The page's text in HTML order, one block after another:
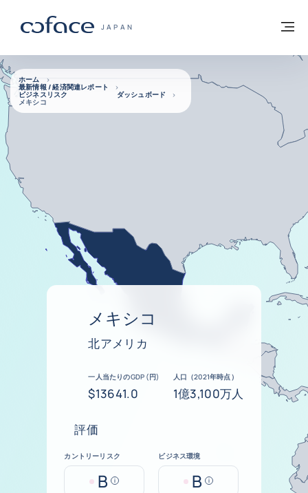
COFACE FOR TRADE - HOMEPAGE GROUP
JAPAN
ホームに戻る
ホーム
最新情報 / 経済関連レポート
ビジネスリスク ダッシュボード
メキシコ
メキシコ
北アメリカ
一人当たりのGDP (円)
$13641.0
人口（2021年時点）
1億3,100万人
評価
カントリーリスク
B Help
ビジネス環境
B Help